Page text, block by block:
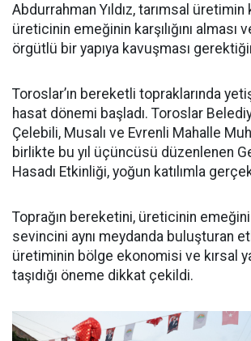
Abdurrahman Yıldız, tarımsal üretimin
üreticinin emeğinin karşılığını alması
örgütlü bir yapıya kavuşması
Toroslar’ın bereketli topraklarında
hasat dönemi başladı. Toroslar
Çelebili, Musalı ve Evrenli Mahalle
birlikte bu yıl üçüncüsü düzenlenen
Hasadı Etkinliği, yoğun katılımla
Toprağın bereketini, üreticinin emeğini
sevincini aynı meydanda buluşturan
üretiminin bölge ekonomisi ve kırsal
taşıdığı öneme dikkat çekildi.